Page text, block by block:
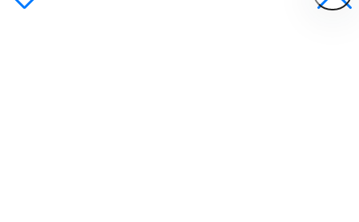
Đồng Hồ Nam